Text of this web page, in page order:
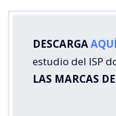
DESCARGAAQUÍ
estudio del ISP
LAS MARCAS